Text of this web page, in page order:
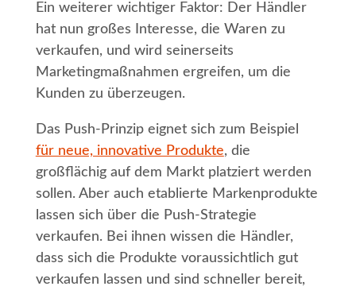
Ein weiterer wichtiger Faktor: Der Händler
hat nun großes Interesse, die Waren zu
verkaufen, und wird seinerseits
Marketingmaßnahmen ergreifen, um die
Kunden zu überzeugen.
Das Push-Prinzip eignet sich zum Beispiel
für neue, innovative Produkte, die
großflächig auf dem Markt platziert werden
sollen. Aber auch etablierte Markenprodukte
lassen sich über die Push-Strategie
verkaufen. Bei ihnen wissen die Händler,
dass sich die Produkte voraussichtlich gut
verkaufen lassen und sind schneller bereit,